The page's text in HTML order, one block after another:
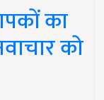
का
को